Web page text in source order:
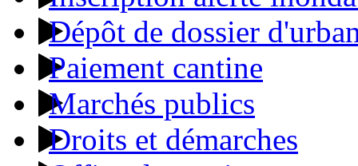
Dépôt de dossier
Paiement cantine
Marchés publics
Droits et démarches